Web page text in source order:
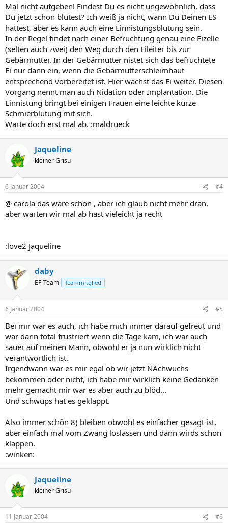
Mal nicht aufgeben! Findest Du es nicht ungewöhnlich, dass
Du jetzt schon blutest? Ich weiß ja nicht, wann Du Deinen ES
hattest, aber es kann auch eine Einnistungsblutung sein.
In der Regel findet nach einer Befruchtung genau eine Eizelle
(selten auch zwei) den Weg durch den Eileiter bis zur
Gebärmutter. In der Gebärmutter nistet sich das befruchtete
Ei nur dann ein, wenn die Gebärmutterschleimhaut
entsprechend vorbereitet ist. Hier wächst das Ei weiter. Diesen
Vorgang nennt man auch Nidation oder Implantation. Die
Einnistung bringt bei einigen Frauen eine leichte kurze
Schmierblutung mit sich.
Warte doch erst mal ab. :maldrueck
Jaqueline
kleiner Grisu
6 Januar 2004 #4
@ carola das wäre schön , aber ich glaub nicht mehr dran,
aber warten wir mal ab hast vieleicht ja recht
:love2 Jaqueline
daby
EF-Team Teammitglied
6 Januar 2004 #5
Bei mir war es auch, ich habe mich immer darauf gefreut und
war dann total frustriert wenn die Tage kam, ich war auch
sauer auf meinen Mann, obwohl er ja nun wirklich nicht
verantwortlich ist.
Irgendwann war es mir egal ob wir jetzt NAchwuchs
bekommen oder nicht, ich habe mir wirklich keine Gedanken
mehr gemacht mir war es aber auch zu blöd...
Und schwups hat es geklappt.
Also immer schön 8) bleiben obwohl es einfacher gesagt ist,
aber einfach mal vom Zwang loslassen und dann wirds schon
klappen.
:winken:
Jaqueline
kleiner Grisu
11 Januar 2004 #6